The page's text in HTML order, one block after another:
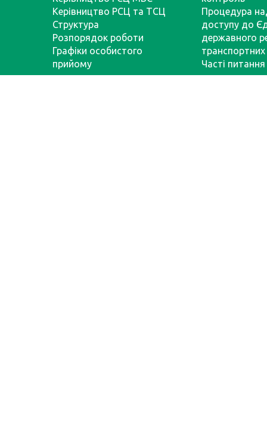
Керівництво РСЦ та ТСЦ
Структура
Розпорядок роботи
Графіки особистого
прийому
Процедура
доступу до
державного
транспортних
Часті питання